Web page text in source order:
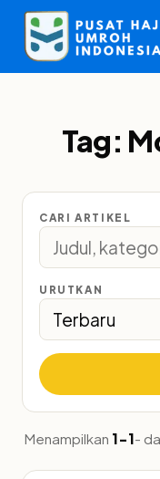
Tag:
CARI ARTIKEL
URUTKAN
Menampilkan 1-1-